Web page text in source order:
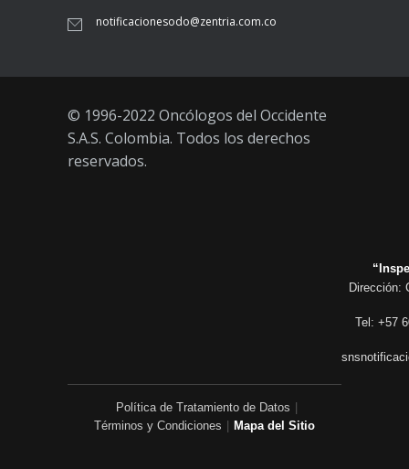
notificacionesodo@zentria.com.co
© 1996-2022 Oncólogos del Occidente
S.A.S. Colombia. Todos los derechos
reservados.
Dirección:
Tel: +57
Política de Tratamiento de Datos
Términos y Condiciones
Mapa del Sitio